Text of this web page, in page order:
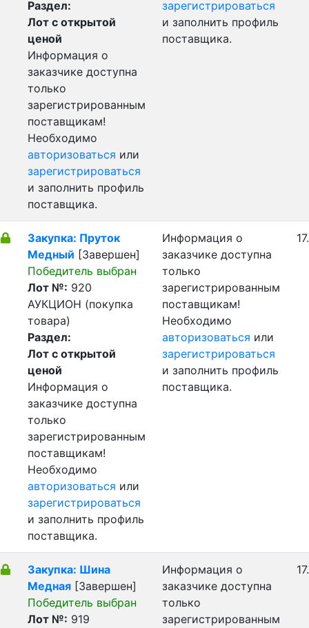
Раздел:
Лот с открытой
ценой
Информация о
заказчике доступна
только
зарегистрированным
поставщикам!
Необходимо
авторизоваться или
зарегистрироваться
и заполнить профиль
поставщика.
зарегистрироваться
и заполнить профиль
поставщика.
Закупка: Пруток
Медный [Завершен]
Победитель выбран
Лот №: 920
АУКЦИОН (покупка
товара)
Раздел:
Лот с открытой
ценой
Информация о
заказчике доступна
только
зарегистрированным
поставщикам!
Необходимо
авторизоваться или
зарегистрироваться
и заполнить профиль
поставщика.
Информация о
заказчике доступна
только
зарегистрированным
поставщикам!
Необходимо
авторизоваться или
зарегистрироваться
и заполнить профиль
поставщика.
Закупка: Шина
Медная [Завершен]
Победитель выбран
Лот №: 919
Информация о
заказчике доступна
только
зарегистрированным